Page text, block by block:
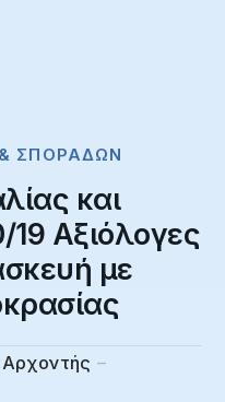
ΣΠΟΡΆΔΩΝ
και
Αξιόλογες
με